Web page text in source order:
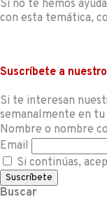
Si no te hemos
con esta temática,
Suscríbete a
Si te interesan
semanalmente en
Nombre o nombre
Email
Si continúas,
Buscar